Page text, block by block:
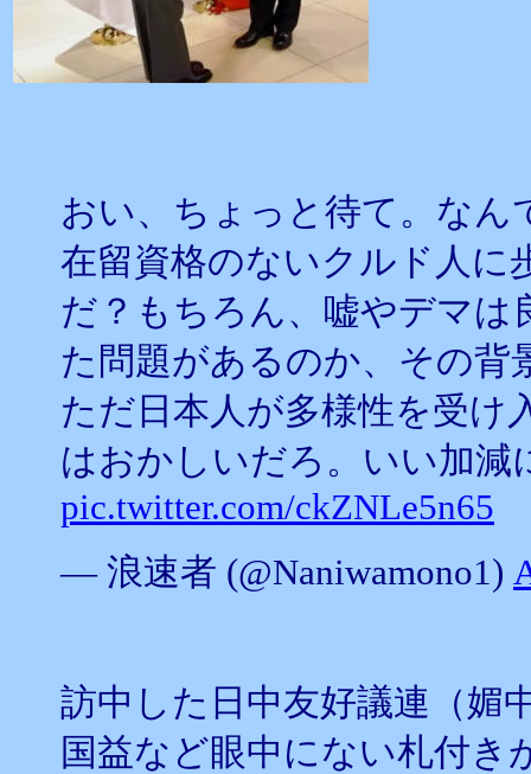
おい、ちょっと待て。なん
在留資格のないクルド人に
だ？もちろん、嘘やデマ
た問題があるのか、その背
ただ日本人が多様性を受け
はおかしいだろ。いい加減
pic.twitter.com/ckZNLe5n65
— 浪速者 (@Naniwamono1)
訪中した日中友好議連（媚
国益など眼中にない札付き